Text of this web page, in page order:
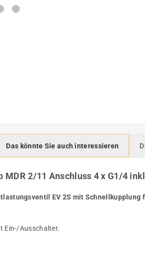
Das könnte Sie auch interessieren
2/11 Anschluss 4 x G1/4
EV 2S mit
Ein-/Ausschalter.